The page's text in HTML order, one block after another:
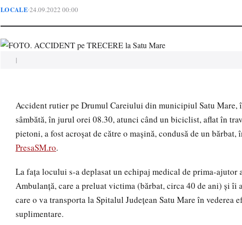
LOCALE•24.09.2022 00:00
|
Accident rutier pe Drumul Careiului din municipiul Satu Mare,
sâmbătă, în jurul orei 08.30, atunci când un biciclist, aflat în
pietoni, a fost acroșat de către o mașină, condusă de un bărbat,
PresaSM.ro.
La fața locului s-a deplasat un echipaj medical de prima-ajutor
Ambulanță, care a preluat victima (bărbat, circa 40 de ani) și
care o va transporta la Spitalul Județean Satu Mare în vederea
suplimentare.